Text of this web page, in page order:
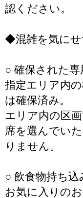
認ください。
◆混雑を気にせ
○ 確保された専
指定エリア内の
は確保済み。
エリア内の区
席を選んでい
りません。
○ 飲食物持ち込
お気に入りの